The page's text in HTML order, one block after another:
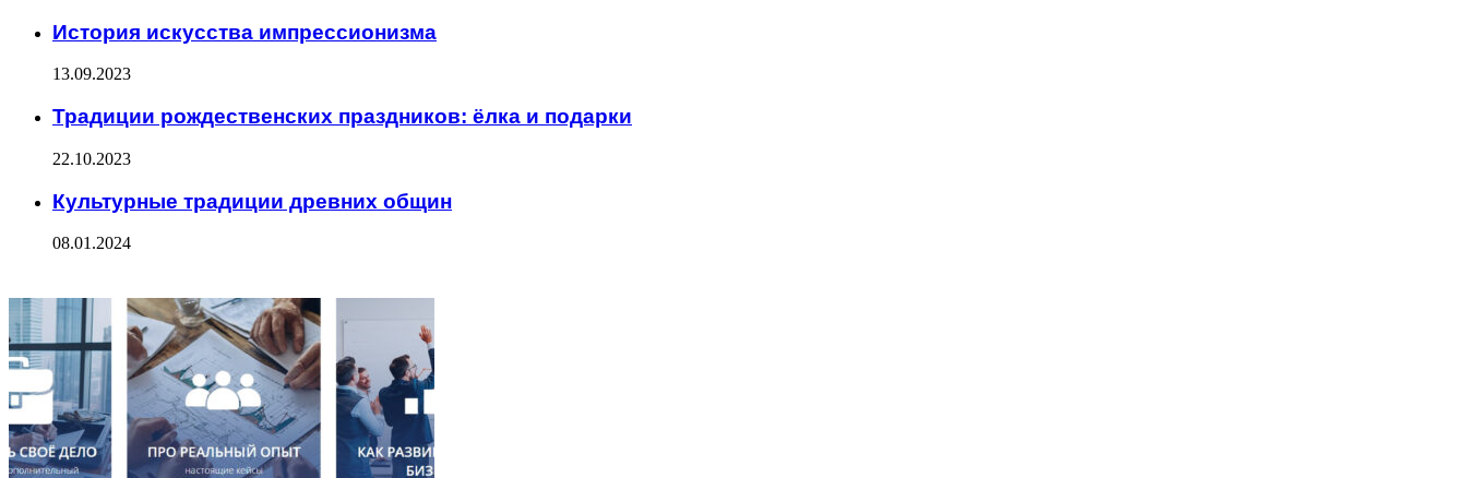
История искусства импрессионизма
13.09.2023
Традиции рождественских праздников: ёлка и подарки
22.10.2023
Культурные традиции древних общин
08.01.2024